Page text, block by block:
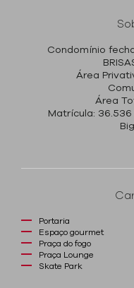
Condomínio
Área
Área
Matrícula:
Portaria
Espaço gourmet
Praça do fogo
Praça Lounge
Skate Park